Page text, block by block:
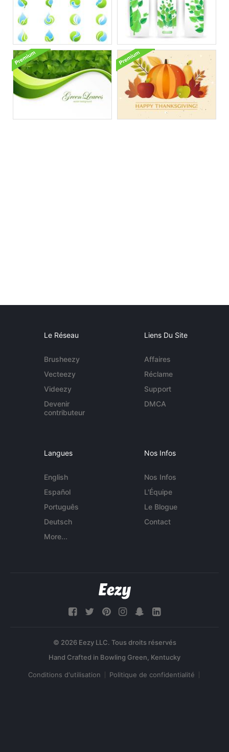
Le Réseau
Brusheezy
Vecteezy
Videezy
Devenir
contributeur
Liens Du Site
Affaires
Réclame
Support
DMCA
Langues
English
Español
Português
Deutsch
More...
Nos Infos
Nos Infos
L'Équipe
Le Blogue
Contact
© 2026 Eezy LLC. Tous droits réservés
Conditions d'utilisation Politique de confidentialité